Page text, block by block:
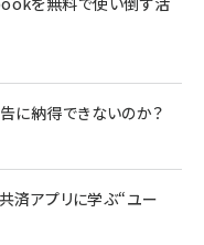
に納得できないのか？
済アプリに学ぶ“ユー